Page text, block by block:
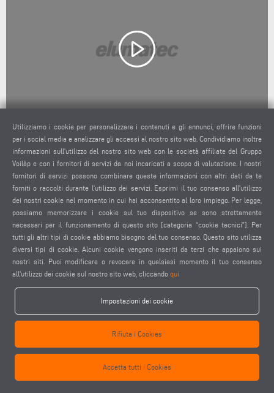
EV 834 PULITRICE
Utilizziamo i cookie per personalizzare i contenuti e gli annunci, offrire funzioni
per i social media e analizzare gli accessi al nostro sito web. Condividiamo inoltre
informazioni sull'utilizzo del nostro sito web con le società affiliate del Gruppo
Voilàp e con i fornitori di servizi da noi incaricati a scopo di valutazione. I nostri
fornitori di servizi possono combinare queste informazioni con altri dati da te
forniti o raccolti durante l'utilizzo dei servizi. Esprimi il tuo consenso all'utilizzo
dei nostri cookie nel momento in cui hai acconsentito al loro impiego. Per legge,
possiamo memorizzare i cookie sul tuo dispositivo se sono strettamente
necessari per il funzionamento di questo sito [categoria “cookie tecnici”]. Per
tutti gli altri tipi di cookie abbiamo bisogno del tuo consenso. Questo sito utilizza
diversi tipi di cookie. Alcuni cookie vengono inseriti da terzi che appaiono sui
nostri siti. Puoi modificare o revocare in qualsiasi momento il tuo consenso
all'utilizzo dei cookie sul nostro sito web, cliccando qui
Impostazioni dei cookie
Rifiuta i Cookies
Accetta tutti i Cookies